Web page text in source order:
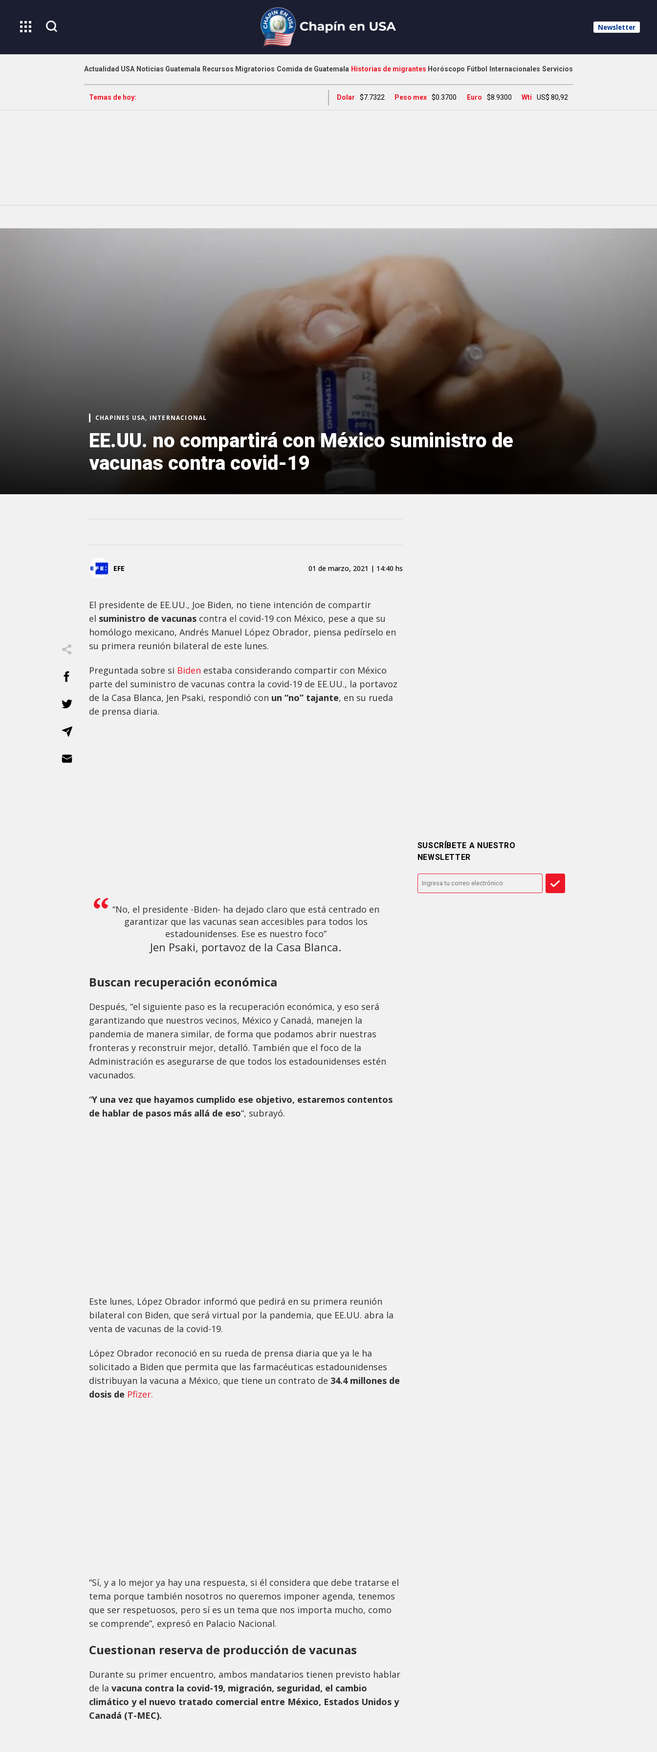
Newsletter
Actualidad USA Noticias Guatemala Recursos Migratorios Comida de Guatemala Historias de migrantes Horóscopo Fútbol Internacionales Servicios
Temas de hoy: Dolar $7.7322 Peso mex $0.3700 Euro $8.9300 Wti US$ 80,92
CHAPINES USA, INTERNACIONAL
EE.UU. no compartirá con México suministro de
vacunas contra covid-19
EFE 01 de marzo, 2021 | 14:40 hs
El presidente de EE.UU., Joe Biden, no tiene intención de compartir
el suministro de vacunas contra el covid-19 con México, pese a que su
homólogo mexicano, Andrés Manuel López Obrador, piensa pedírselo en
su primera reunión bilateral de este lunes.
Preguntada sobre si Biden estaba considerando compartir con México
parte del suministro de vacunas contra la covid-19 de EE.UU., la portavoz
de la Casa Blanca, Jen Psaki, respondió con un “no” tajante, en su rueda
de prensa diaria.
“No, el presidente -Biden- ha dejado claro que está centrado en
garantizar que las vacunas sean accesibles para todos los
estadounidenses. Ese es nuestro foco”
Jen Psaki, portavoz de la Casa Blanca.
Buscan recuperación económica
Después, “el siguiente paso es la recuperación económica, y eso será
garantizando que nuestros vecinos, México y Canadá, manejen la
pandemia de manera similar, de forma que podamos abrir nuestras
fronteras y reconstruir mejor, detalló. También que el foco de la
Administración es asegurarse de que todos los estadounidenses estén
vacunados.
“Y una vez que hayamos cumplido ese objetivo, estaremos contentos
de hablar de pasos más allá de eso“, subrayó.
Este lunes, López Obrador informó que pedirá en su primera reunión
bilateral con Biden, que será virtual por la pandemia, que EE.UU. abra la
venta de vacunas de la covid-19.
López Obrador reconoció en su rueda de prensa diaria que ya le ha
solicitado a Biden que permita que las farmacéuticas estadounidenses
distribuyan la vacuna a México, que tiene un contrato de 34.4 millones de
dosis de Pfizer.
“Sí, y a lo mejor ya hay una respuesta, si él considera que debe tratarse el
tema porque también nosotros no queremos imponer agenda, tenemos
que ser respetuosos, pero sí es un tema que nos importa mucho, como
se comprende”, expresó en Palacio Nacional.
Cuestionan reserva de producción de vacunas
Durante su primer encuentro, ambos mandatarios tienen previsto hablar
de la vacuna contra la covid-19, migración, seguridad, el cambio
climático y el nuevo tratado comercial entre México, Estados Unidos y
Canadá (T-MEC).
SUSCRÍBETE A NUESTRO
NEWSLETTER